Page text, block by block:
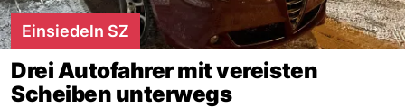
Einsiedeln SZ
Drei Autofahrer mit vereisten
Scheiben unterwegs